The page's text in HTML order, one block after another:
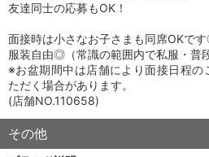
友達同士の応募もOK！
面接時は小さなお子さまも同席OKで
服装自由◎（常識の範囲内で私服・普
※お盆期間中は店舗により面接日程の
ただく場合があります。
(店舗NO.110658)
その他